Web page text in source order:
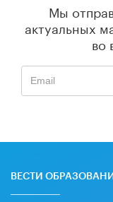
Мы
актуальных
во
ВЕСТИ